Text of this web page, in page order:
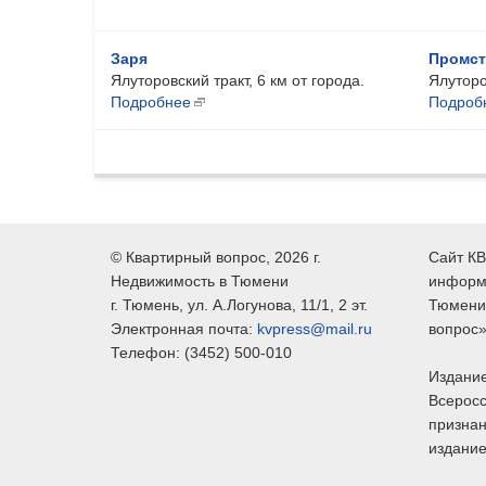
Заря
Ялуторовский тракт, 6 км от города.
Подробнее
© Квартирный вопрос , 2026 г.
Недвижимость в Тюмени
г. Тюмень , ул. А.Логунова, 11/1, 2 эт.
Электронная почта: kvpress@mail.ru
Телефон: (3452) 500-010
Сайт